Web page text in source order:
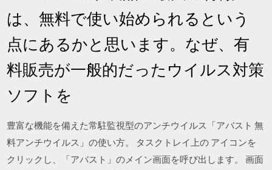
は、無料で使い始められるという
点にあるかと思います。なぜ、有
料販売が一般的だったウイルス対策
ソフトを
豊富な機能を備えた常駐監視型のアンチウイルス「アバスト 無
料アンチウイルス」の使い方。 タスクトレイ上の アイコンを
クリックし、「アバスト」のメイン画面を呼び出します。 画面